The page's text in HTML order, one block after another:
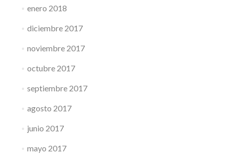
enero 2018
diciembre 2017
noviembre 2017
octubre 2017
septiembre 2017
agosto 2017
junio 2017
mayo 2017